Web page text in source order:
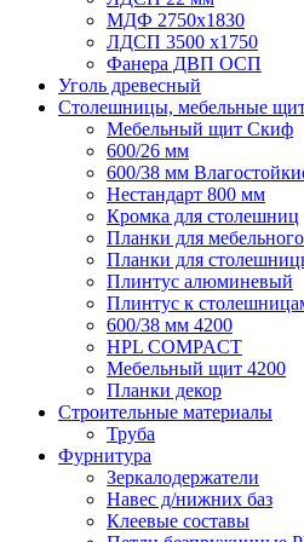
МДФ 2750х1830
ЛДСП 3500 х1750
Фанера ДВП ОСП
Уголь древесный
Столешницы, мебельные
Мебельный щит Скиф
600/26 мм
600/38 мм
Нестандарт 800 мм
Кромка для столешниц
Планки для
Планки для
Плинтус алюминевый
Плинтус к
600/38 мм 4200
HPL COMPACT
Мебельный щит 4200
Планки декор
Строительные материалы
Труба
Фурнитура
Зеркалодержатели
Навес д/нижних баз
Клеевые составы